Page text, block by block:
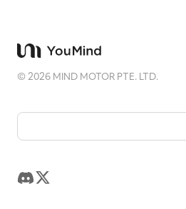
©2026 MIND MOTOR PTE. LTD.